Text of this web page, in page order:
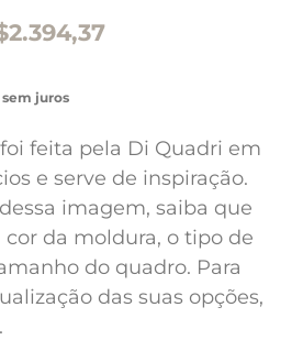
2.394,37
juros
feita pela Di Quadri em
e serve de inspiração.
imagem, saiba que
cor da moldura, o tipo de
do quadro. Para
das suas opções,